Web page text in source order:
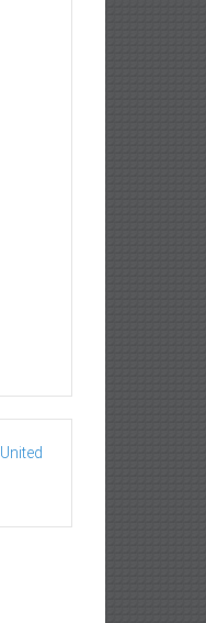
United